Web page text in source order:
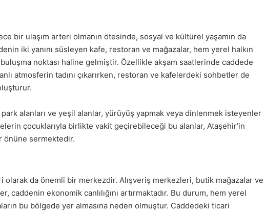
bir ulaşım arteri olmanın ötesinde, sosyal ve kültürel yaşamın da
iki yanını süsleyen kafe, restoran ve mağazalar, hem yerel halkın
noktası haline gelmiştir. Özellikle akşam saatlerinde caddede
atmosferin tadını çıkarırken, restoran ve kafelerdeki sohbetler de
alanları ve yeşil alanlar, yürüyüş yapmak veya dinlenmek isteyenler
çocuklarıyla birlikte vakit geçirebileceği bu alanlar, Ataşehir’in
önüne sermektedir.
olarak da önemli bir merkezdir. Alışveriş merkezleri, butik mağazalar ve
caddenin ekonomik canlılığını artırmaktadır. Bu durum, hem yerel
bu bölgede yer almasına neden olmuştur. Caddedeki ticari